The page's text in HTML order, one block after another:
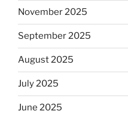
November 2025
September 2025
August 2025
July 2025
June 2025